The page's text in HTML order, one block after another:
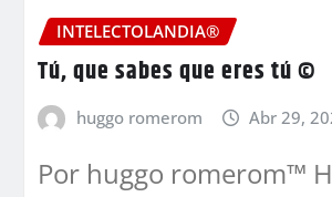
INTELECTOLANDIA®
Tú, que sabes que eres tú ©
huggo romerom Abr 29,
Por huggo romerom™